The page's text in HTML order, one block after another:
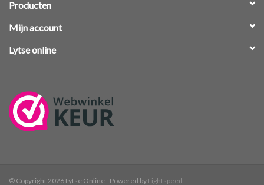
Producten
Mijn account
Lytse online
© Copyright 2026 Lytse Online - Powered by Lightspeed